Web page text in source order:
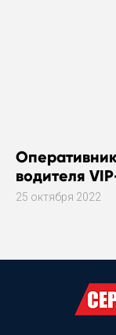
водителя
25 октября 2022